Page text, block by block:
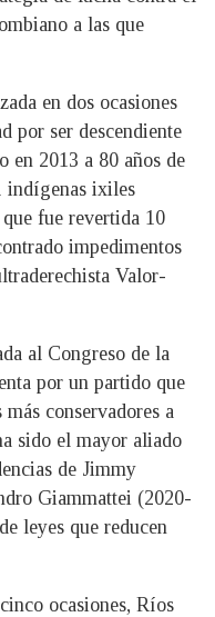
a las que
en dos ocasiones
por ser descendiente
en 2013 a 80 años de
indígenas ixiles
fue revertida 10
impedimentos
Valor-
al Congreso de la
por un partido que
conservadores a
sido el mayor aliado
de Jimmy
Giammattei (2020-
leyes que reducen
ocasiones, Ríos